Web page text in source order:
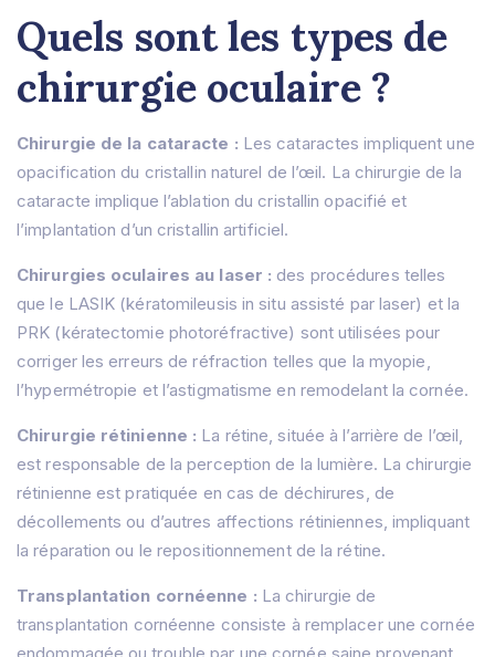
Quels sont les types de
chirurgie oculaire ?
Chirurgie de la cataracte : Les cataractes impliquent une
opacification du cristallin naturel de l’œil. La chirurgie de la
cataracte implique l’ablation du cristallin opacifié et
l’implantation d’un cristallin artificiel.
Chirurgies oculaires au laser : des procédures telles
que le LASIK (kératomileusis in situ assisté par laser) et la
PRK (kératectomie photoréfractive) sont utilisées pour
corriger les erreurs de réfraction telles que la myopie,
l’hypermétropie et l’astigmatisme en remodelant la cornée.
Chirurgie rétinienne : La rétine, située à l’arrière de l’œil,
est responsable de la perception de la lumière. La chirurgie
rétinienne est pratiquée en cas de déchirures, de
décollements ou d’autres affections rétiniennes, impliquant
la réparation ou le repositionnement de la rétine.
Transplantation cornéenne : La chirurgie de
transplantation cornéenne consiste à remplacer une cornée